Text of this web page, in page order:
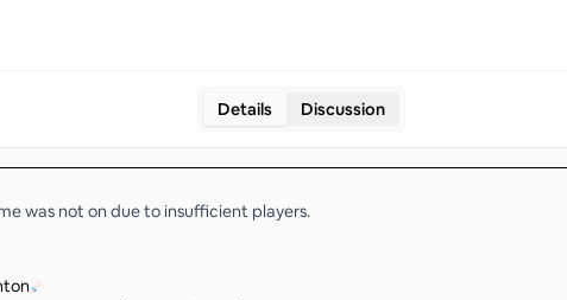
Details Discussion
was not on due to insufficient players.